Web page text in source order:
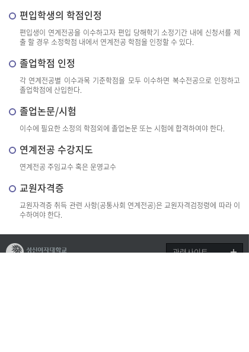
편입학생의 학점인정
편입생이 연계전공을 이수하고자 편입 당해학기 소정기간 내에 신청서를 제
출 할 경우 소정학점 내에서 연계전공 학점을 인정할 수 있다.
졸업학점 인정
각 연계전공별 이수과목 기준학점을 모두 이수하면 복수전공으로 인정하고
졸업학점에 산입한다.
졸업논문/시험
이수에 필요한 소정의 학점외에 졸업논문 또는 시험에 합격하여야 한다.
연계전공 수강지도
연계전공 주임교수 혹은 운영교수
교원자격증
교원자격증 취득 관련 사항(공통사회 연계전공)은 교원자격검정령에 따라 이
수하여야 한다.
관련사이트